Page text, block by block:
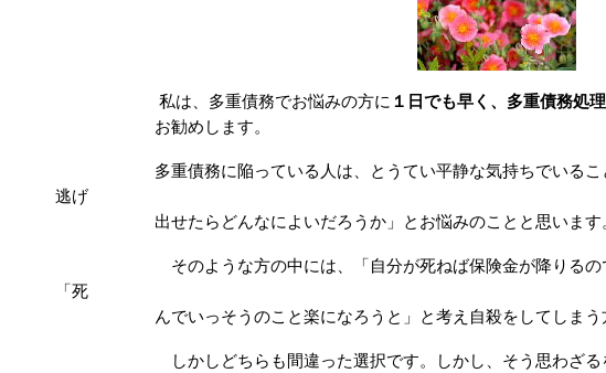
私は、多重債務でお悩みの方に １日でも早く、多重債務処
お勧めします。
多重債務に陥っている人は、とうてい平静な気持ちでいる
逃げ
出せたらどんなによいだろうか」とお悩みのことと思います
そのような方の中には、「自分が死ねば保険金が降りるので、
「死
んでいっそうのこと楽になろうと」と考え自殺をしてしまう方
しかしどちらも間違った選択です。しかし、そう思わざるをえ